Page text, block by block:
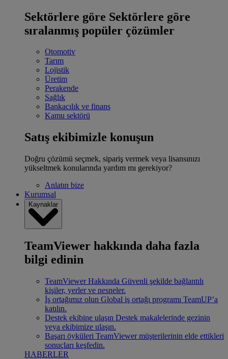
Sektörlere göre Sektörlere göre
sıralanmış popüler çözümler
Otomotiv
Tarım
Lojistik
Üretim
Perakende
Sağlık
Bankacılık ve finans
Kamu sektörü
Satış ekibimizle konuşun
Doğru çözümü seçmek, sipariş vermek veya lisansınızı
yükseltmek konularında yardım mı gerekiyor?
Anlatın bize
Kurumsal
Kaynaklar
TeamViewer hakkında daha fazla
bilgi edinin
TeamViewer Hakkında Güvenli şekilde bağlantılı
kişiler, yerler ve nesneler.
İş ortağımız olun Global iş ortağı programı TeamUP’a
katılın.
Destek ekibine ulaşın Destek makalelerinde gezinin
veya ekibimize ulaşın.
Başarı öyküleri TeamViewer müşterilerinin elde ettikleri
sonuçları keşfedin.
HABERLER